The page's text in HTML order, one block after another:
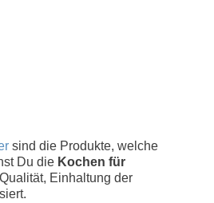
sind die Produkte, welche
Du die Kochen für
Einhaltung der